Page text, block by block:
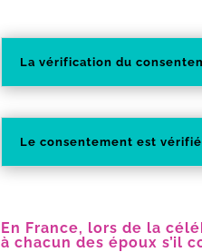
La vérification du
Le consentement est
En France, lors de la
à chacun des époux s’il